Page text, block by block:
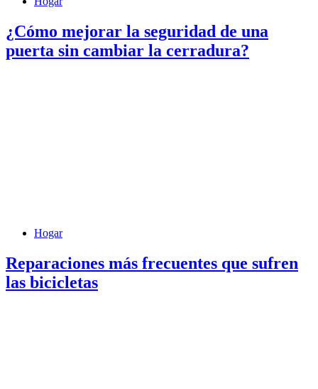
¿Cómo mejorar la seguridad de una
puerta sin cambiar la cerradura?
Hogar
Reparaciones más frecuentes que sufren
las bicicletas